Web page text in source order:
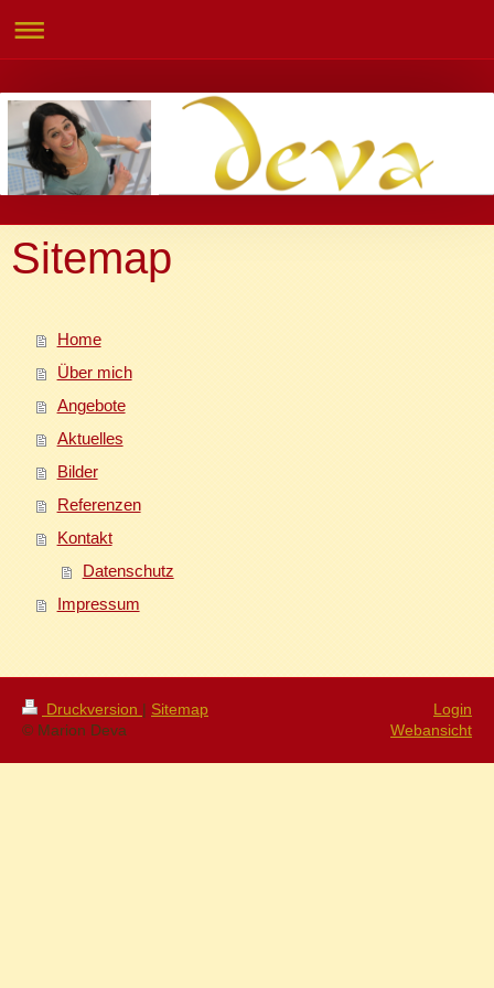
Sitemap
Home
Über mich
Angebote
Aktuelles
Bilder
Referenzen
Kontakt
Datenschutz
Impressum
Druckversion | Sitemap
© Marion Deva
Login
Webansicht